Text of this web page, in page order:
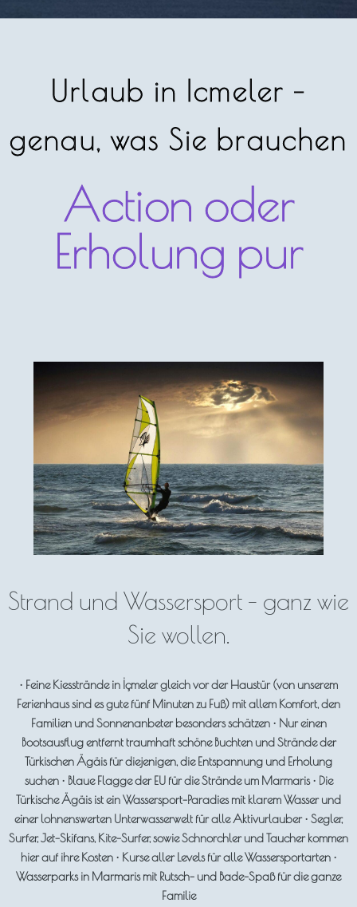
Urlaub in Icmeler -
genau, was Sie brauchen
Action oder
Erholung pur
Strand und Wassersport - ganz wie
Sie wollen.
• Feine Kiesstrände in İçmeler gleich vor der Haustür (von unserem
Ferienhaus sind es gute fünf Minuten zu Fuß) mit allem Komfort, den
Familien und Sonnenanbeter besonders schätzen • Nur einen
Bootsausflug entfernt traumhaft schöne Buchten und Strände der
Türkischen Ägäis für diejenigen, die Entspannung und Erholung
suchen • Blaue Flagge der EU für die Strände um Marmaris • Die
Türkische Ägäis ist ein Wassersport-Paradies mit klarem Wasser und
einer lohnenswerten Unterwasserwelt für alle Aktivurlauber • Segler,
Surfer, Jet-Skifans, Kite-Surfer, sowie Schnorchler und Taucher kommen
hier auf ihre Kosten • Kurse aller Levels für alle Wassersportarten •
Wasserparks in Marmaris mit Rutsch- und Bade-Spaß für die ganze
Familie